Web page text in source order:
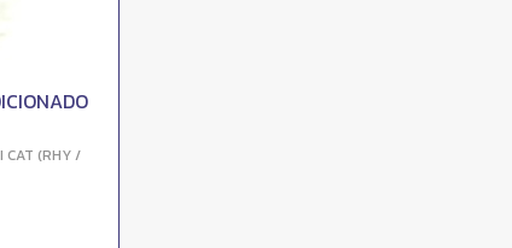
CAT (RHY /